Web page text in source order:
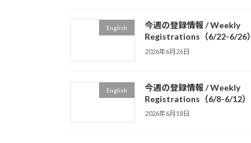
English
今週の登録情報 / Weekly
Registrations（6/22-6/26）
2026年6月26日
English
今週の登録情報 / Weekly
Registrations（6/8-6/12）
2026年6月18日